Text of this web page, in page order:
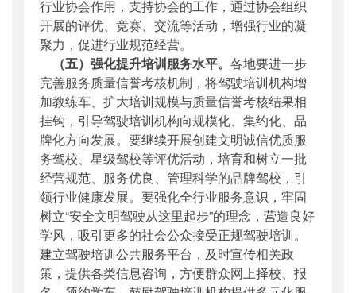
行业协会作用，支持协会的工作，通过协会组织
开展的评优、竞赛、交流等活动，增强行业的凝
聚力，促进行业规范经营。
（五）强化提升培训服务水平。 各地要进一步
完善服务质量信誉考核机制，将驾驶培训机构增
加教练车、扩大培训规模与质量信誉考核结果相
挂钩，引导驾驶培训机构向规模化、集约化、品
牌化方向发展。要继续开展创建文明诚信优质服
务驾校、星级驾校等评优活动，培育和树立一批
经营规范、服务优良、管理科学的品牌驾校，引
领行业健康发展。要强化全行业服务意识，牢固
树立“安全文明驾驶从这里起步”的理念，营造良好
学风，吸引更多的社会公众接受正规驾驶培训。
建立驾驶培训公共服务平台，及时宣传相关政
策，提供各类信息咨询，方便群众网上择校、报